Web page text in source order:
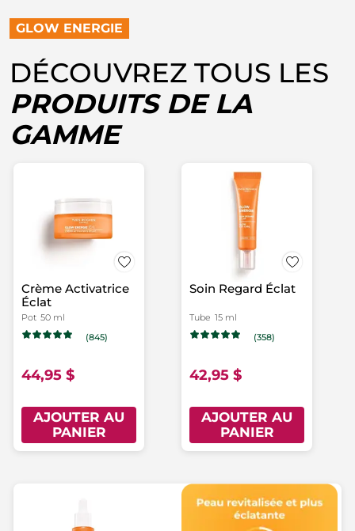
GLOW ENERGIE
DÉCOUVREZ TOUS LES
PRODUITS DE LA
GAMME
Crème Activatrice
Éclat
Pot 50 ml
(845)
44,95 $
AJOUTER AU
PANIER
Soin Regard Éclat
Tube 15 ml
(358)
42,95 $
AJOUTER AU
PANIER